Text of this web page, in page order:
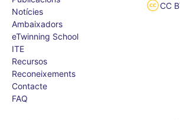
Notícies
Ambaixadors
eTwinning School
ITE
Recursos
Reconeixements
Contacte
FAQ
CC